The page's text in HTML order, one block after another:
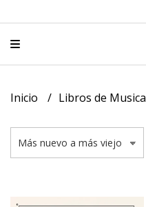
Inicio Libros de Musica